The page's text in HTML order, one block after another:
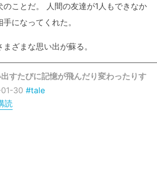
のことだ。 人間の友達が1人もできなか
になってくれた。
ざまな思い出が蘇る。
すたびに記憶が飛んだり変わったりす
30 #tale
読